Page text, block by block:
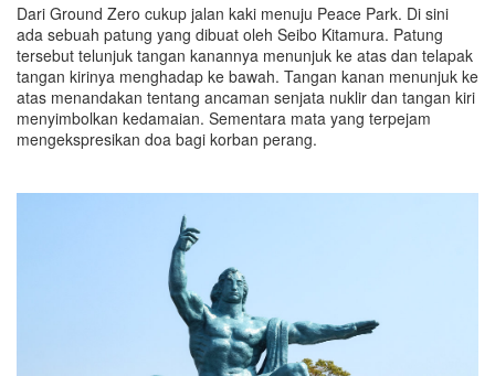
Dari Ground Zero cukup jalan kaki menuju Peace Park. Di sini
ada sebuah patung yang dibuat oleh Seibo Kitamura. Patung
tersebut telunjuk tangan kanannya menunjuk ke atas dan telapak
tangan kirinya menghadap ke bawah. Tangan kanan menunjuk ke
atas menandakan tentang ancaman senjata nuklir dan tangan kiri
menyimbolkan kedamaian. Sementara mata yang terpejam
mengekspresikan doa bagi korban perang.